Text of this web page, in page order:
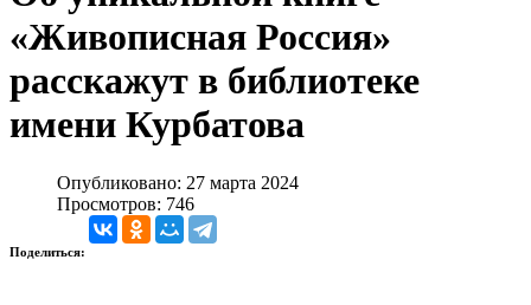
«Живописная Россия»
расскажут в библиотеке
имени Курбатова
Опубликовано: 27 марта 2024
Просмотров: 746
Поделиться: